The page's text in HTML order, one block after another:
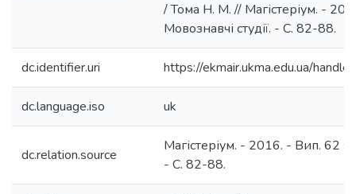
/ Тома Н. М. // Магістеріум. -
Мовознавчі студії. - С. 82-88.
dc.identifier.uri https://ekmair.ukma.edu.ua/
dc.language.iso uk
dc.relation.source
Магістеріум. - 2016. - Вип. 62 :
- С. 82-88.